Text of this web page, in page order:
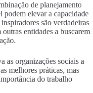
de planejamento
podem elevar a capacidade
são verdadeiras
entidades a buscarem
as organizações sociais a
melhores práticas, mas
do trabalho